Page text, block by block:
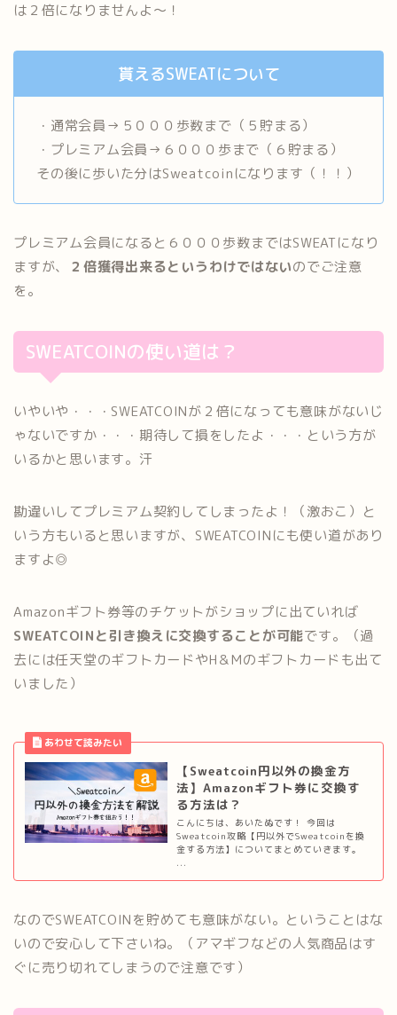
は２倍になりませんよ〜！
貰えるSWEATについて
・通常会員→５０００歩数まで（５貯まる）
・プレミアム会員→６０００歩まで（６貯まる）
その後に歩いた分はSweatcoinになります（！！）
プレミアム会員になると６０００歩数まではSWEATになり
ますが、
２倍獲得出来るというわけではないのでご注意
を。
SWEATCOINの使い道は？
いやいや・・・SWEATCOINが２倍になっても意味がないじ
ゃないですか・・・期待して損をしたよ・・・という方が
いるかと思います。汗
勘違いしてプレミアム契約してしまったよ！（激おこ）と
いう方もいると思いますが、SWEATCOINにも使い道があり
ますよ◎
Amazonギフト券等のチケットがショップに出ていれば
SWEATCOINと引き換えに交換することが可能です。（過
去には任天堂のギフトカードやH＆Mのギフトカードも出て
いました）
【Sweatcoin円以外の換金方
法】Amazonギフト券に交換す
る方法は？
こんにちは、あいたぬです！ 今回は
Sweatcoin攻略【円以外でSweatcoinを換
金する方法】についてまとめていきます。
...
なのでSWEATCOINを貯めても意味がない。ということはな
いので安心して下さいね。（アマギフなどの人気商品はす
ぐに売り切れてしまうので注意です）